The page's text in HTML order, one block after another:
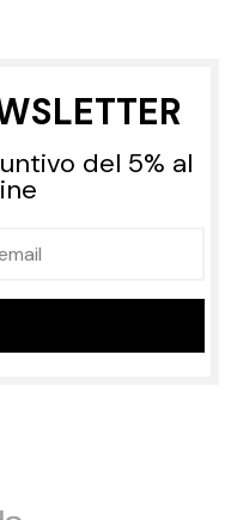
del 5% al